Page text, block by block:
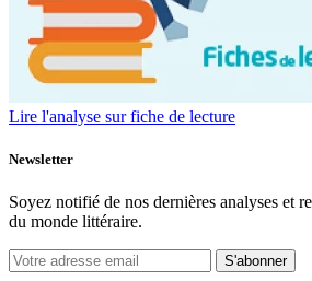
Lire l'analyse sur fiche de lecture
Newsletter
Soyez notifié de nos dernières analyses et
du monde littéraire.
S'abonner